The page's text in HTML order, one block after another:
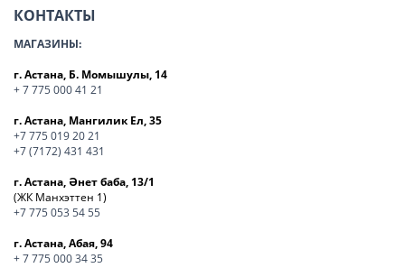
КОНТАКТЫ
МАГАЗИНЫ:
г. Астана, Б. Момышулы, 14
+ 7 775 000 41 21
г. Астана, Мангилик Ел, 35
+7 775 019 20 21
+7 (7172) 431 431
г. Астана, Әнет баба, 13/1
(ЖК Манхэттен 1)
+7 775 053 54 55
г. Астана, Абая, 94
+ 7 775 000 34 35